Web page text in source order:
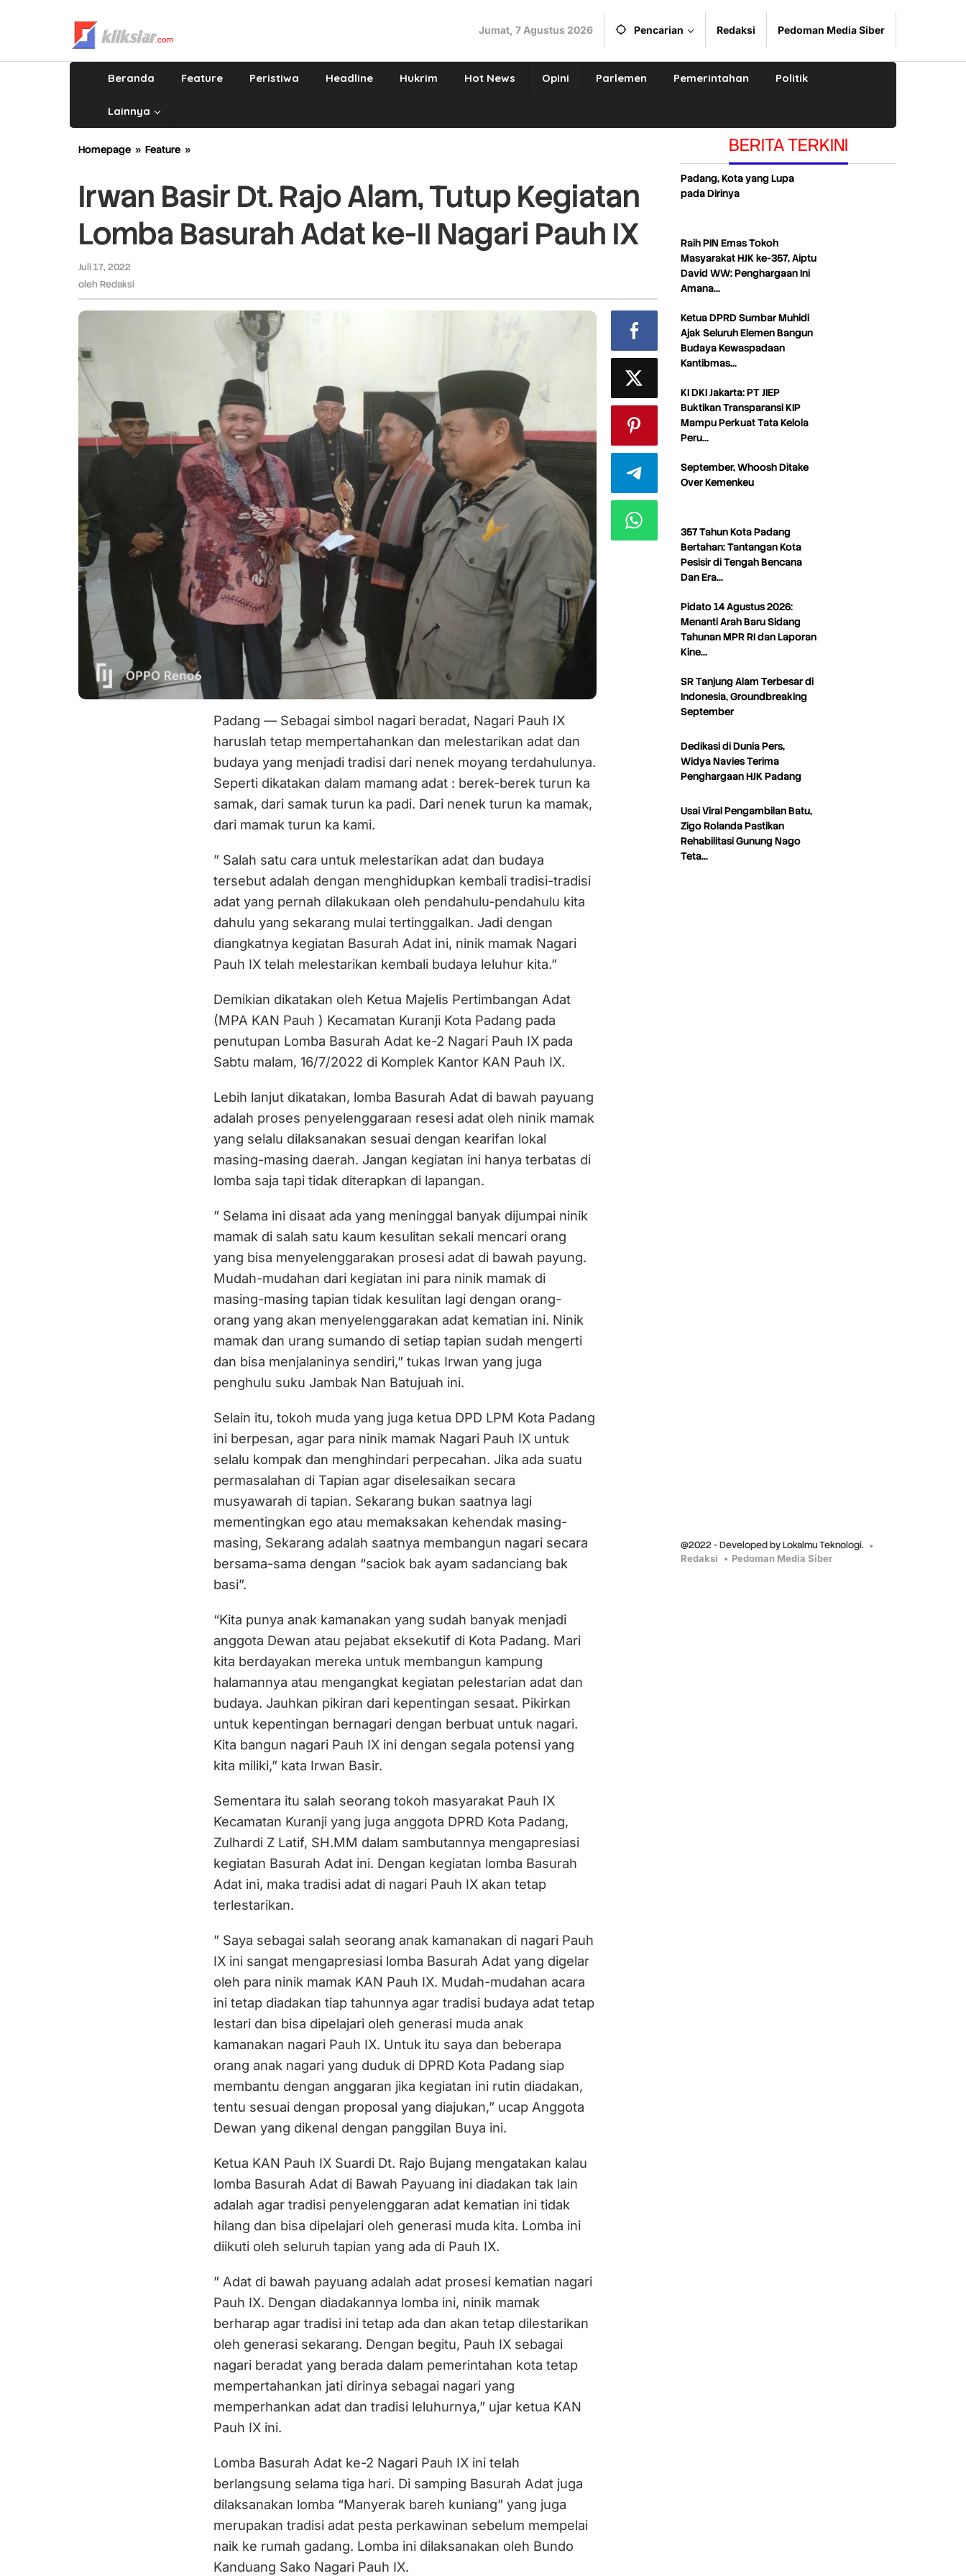
Jumat, 7 Agustus 2026 Pencarian Redaksi Pedoman Media Siber
Beranda Feature Peristiwa Headline Hukrim Hot News Opini Parlemen Pemerintahan Politik
Lainnya
Homepage » Feature »
Rajo
Alam,
Tutup
Kegiatan
ke-
Irwan Basir Dt. Rajo Alam, Tutup Kegiatan
Lomba Basurah Adat ke-II Nagari Pauh IX
Juli 17, 2022
oleh Redaksi
Padang — Sebagai simbol nagari beradat, Nagari Pauh IX
haruslah tetap mempertahankan dan melestarikan adat dan
budaya yang menjadi tradisi dari nenek moyang terdahulunya.
Seperti dikatakan dalam mamang adat : berek-berek turun ka
samak, dari samak turun ka padi. Dari nenek turun ka mamak,
dari mamak turun ka kami.
” Salah satu cara untuk melestarikan adat dan budaya
tersebut adalah dengan menghidupkan kembali tradisi-tradisi
adat yang pernah dilakukaan oleh pendahulu-pendahulu kita
dahulu yang sekarang mulai tertinggalkan. Jadi dengan
diangkatnya kegiatan Basurah Adat ini, ninik mamak Nagari
Pauh IX telah melestarikan kembali budaya leluhur kita.”
Demikian dikatakan oleh Ketua Majelis Pertimbangan Adat
(MPA KAN Pauh ) Kecamatan Kuranji Kota Padang pada
penutupan Lomba Basurah Adat ke-2 Nagari Pauh IX pada
Sabtu malam, 16/7/2022 di Komplek Kantor KAN Pauh IX.
Lebih lanjut dikatakan, lomba Basurah Adat di bawah payuang
adalah proses penyelenggaraan resesi adat oleh ninik mamak
yang selalu dilaksanakan sesuai dengan kearifan lokal
masing-masing daerah. Jangan kegiatan ini hanya terbatas di
lomba saja tapi tidak diterapkan di lapangan.
” Selama ini disaat ada yang meninggal banyak dijumpai ninik
mamak di salah satu kaum kesulitan sekali mencari orang
yang bisa menyelenggarakan prosesi adat di bawah payung.
Mudah-mudahan dari kegiatan ini para ninik mamak di
masing-masing tapian tidak kesulitan lagi dengan orang-
orang yang akan menyelenggarakan adat kematian ini. Ninik
mamak dan urang sumando di setiap tapian sudah mengerti
dan bisa menjalaninya sendiri,” tukas Irwan yang juga
penghulu suku Jambak Nan Batujuah ini.
Selain itu, tokoh muda yang juga ketua DPD LPM Kota Padang
ini berpesan, agar para ninik mamak Nagari Pauh IX untuk
selalu kompak dan menghindari perpecahan. Jika ada suatu
permasalahan di Tapian agar diselesaikan secara
musyawarah di tapian. Sekarang bukan saatnya lagi
mementingkan ego atau memaksakan kehendak masing-
masing, Sekarang adalah saatnya membangun nagari secara
bersama-sama dengan “saciok bak ayam sadanciang bak
basi”.
“Kita punya anak kamanakan yang sudah banyak menjadi
anggota Dewan atau pejabat eksekutif di Kota Padang. Mari
kita berdayakan mereka untuk membangun kampung
halamannya atau mengangkat kegiatan pelestarian adat dan
budaya. Jauhkan pikiran dari kepentingan sesaat. Pikirkan
untuk kepentingan bernagari dengan berbuat untuk nagari.
Kita bangun nagari Pauh IX ini dengan segala potensi yang
kita miliki,” kata Irwan Basir.
Sementara itu salah seorang tokoh masyarakat Pauh IX
Kecamatan Kuranji yang juga anggota DPRD Kota Padang,
Zulhardi Z Latif, SH.MM dalam sambutannya mengapresiasi
kegiatan Basurah Adat ini. Dengan kegiatan lomba Basurah
Adat ini, maka tradisi adat di nagari Pauh IX akan tetap
terlestarikan.
” Saya sebagai salah seorang anak kamanakan di nagari Pauh
IX ini sangat mengapresiasi lomba Basurah Adat yang digelar
oleh para ninik mamak KAN Pauh IX. Mudah-mudahan acara
ini tetap diadakan tiap tahunnya agar tradisi budaya adat tetap
lestari dan bisa dipelajari oleh generasi muda anak
kamanakan nagari Pauh IX. Untuk itu saya dan beberapa
orang anak nagari yang duduk di DPRD Kota Padang siap
membantu dengan anggaran jika kegiatan ini rutin diadakan,
tentu sesuai dengan proposal yang diajukan,” ucap Anggota
Dewan yang dikenal dengan panggilan Buya ini.
Ketua KAN Pauh IX Suardi Dt. Rajo Bujang mengatakan kalau
lomba Basurah Adat di Bawah Payuang ini diadakan tak lain
adalah agar tradisi penyelenggaran adat kematian ini tidak
hilang dan bisa dipelajari oleh generasi muda kita. Lomba ini
diikuti oleh seluruh tapian yang ada di Pauh IX.
” Adat di bawah payuang adalah adat prosesi kematian nagari
Pauh IX. Dengan diadakannya lomba ini, ninik mamak
berharap agar tradisi ini tetap ada dan akan tetap dilestarikan
oleh generasi sekarang. Dengan begitu, Pauh IX sebagai
nagari beradat yang berada dalam pemerintahan kota tetap
mempertahankan jati dirinya sebagai nagari yang
memperhankan adat dan tradisi leluhurnya,” ujar ketua KAN
Pauh IX ini.
Lomba Basurah Adat ke-2 Nagari Pauh IX ini telah
berlangsung selama tiga hari. Di samping Basurah Adat juga
dilaksanakan lomba “Manyerak bareh kuniang” yang juga
merupakan tradisi adat pesta perkawinan sebelum mempelai
naik ke rumah gadang. Lomba ini dilaksanakan oleh Bundo
Kanduang Sako Nagari Pauh IX.
BERITA TERKINI
Padang, Kota yang Lupa
pada Dirinya
Raih PIN Emas Tokoh
Masyarakat HJK ke-357, Aiptu
David WW: Penghargaan Ini
Amana…
Ketua DPRD Sumbar Muhidi
Ajak Seluruh Elemen Bangun
Budaya Kewaspadaan
Kantibmas…
KI DKI Jakarta: PT JIEP
Buktikan Transparansi KIP
Mampu Perkuat Tata Kelola
Peru…
September, Whoosh Ditake
Over Kemenkeu
357 Tahun Kota Padang
Bertahan: Tantangan Kota
Pesisir di Tengah Bencana
Dan Era…
Pidato 14 Agustus 2026:
Menanti Arah Baru Sidang
Tahunan MPR RI dan Laporan
Kine…
SR Tanjung Alam Terbesar di
Indonesia, Groundbreaking
September
Dedikasi di Dunia Pers,
Widya Navies Terima
Penghargaan HJK Padang
Usai Viral Pengambilan Batu,
Zigo Rolanda Pastikan
Rehabilitasi Gunung Nago
Teta…
@2022 - Developed by Lokalmu Teknologi.
Redaksi Pedoman Media Siber